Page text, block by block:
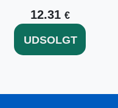
12.31 €
UDSOLGT